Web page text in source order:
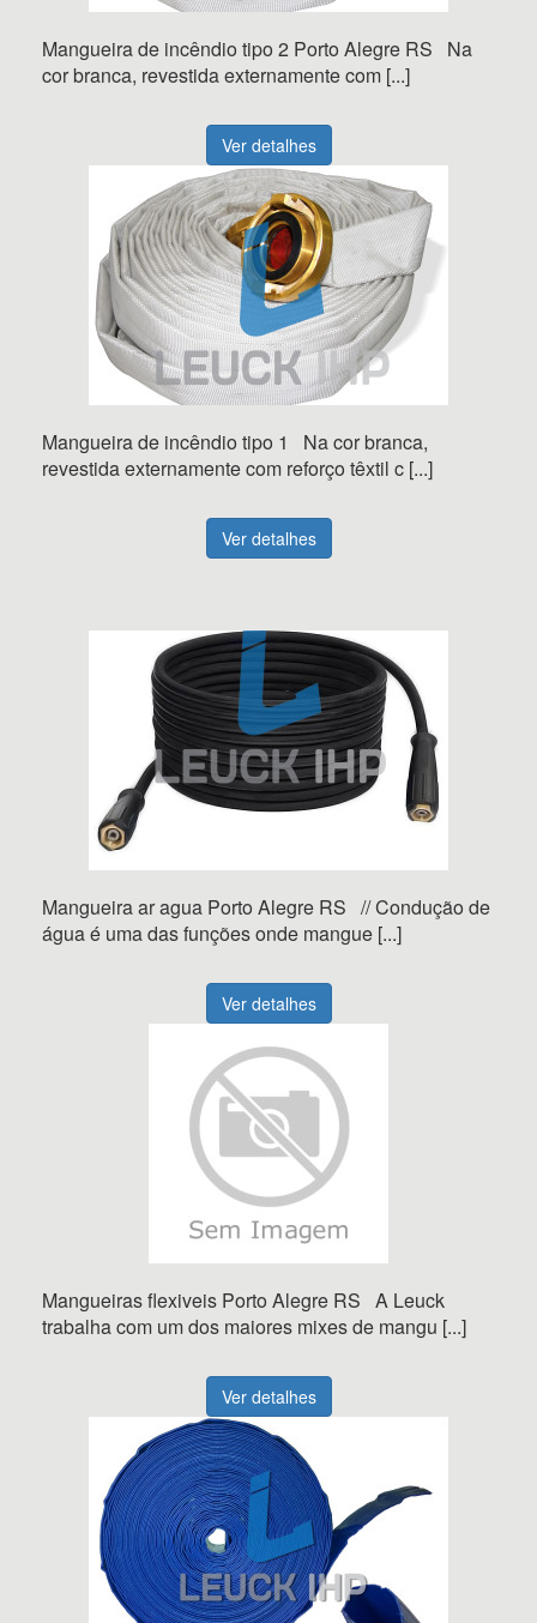
Mangueira de incêndio tipo 2 Porto Alegre RS Na
cor branca, revestida externamente com [...]
Ver detalhes
Mangueira de incêndio tipo 1 Na cor branca,
revestida externamente com reforço têxtil c [...]
Ver detalhes
Mangueira ar agua Porto Alegre RS // Condução de
água é uma das funções onde mangue [...]
Ver detalhes
Mangueiras flexiveis Porto Alegre RS A Leuck
trabalha com um dos maiores mixes de mangu [...]
Ver detalhes